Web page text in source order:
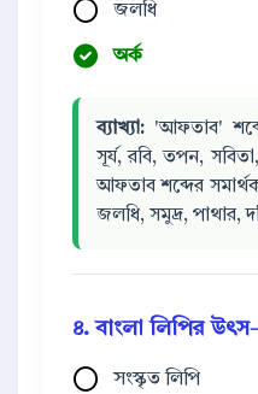
জলধি
অর্ক
ব্যাখ্যা: 'আফতাব'
সূর্য, রবি, তপন,
আফতাব শব্দের
জলধি, সমুদ্র, পাথার,
৪. বাংলা লিপির
সংস্কৃত লিপি